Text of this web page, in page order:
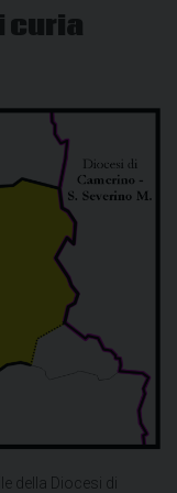
curia
della Diocesi di